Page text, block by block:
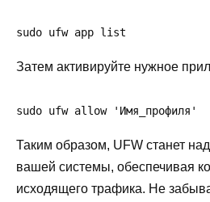
sudo ufw app list
Затем активируйте нужное
sudo ufw allow 'Имя_профиля'
Таким образом, UFW станет
вашей системы, обеспечивая
исходящего трафика. Не